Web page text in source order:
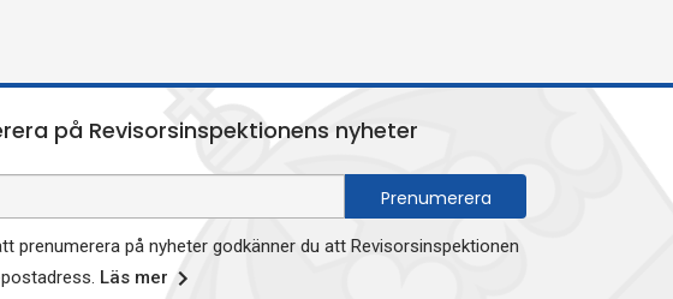
på Revisorsinspektionens nyheter
prenumerera på nyheter godkänner du att Revisorsinspektionen
Läs mer